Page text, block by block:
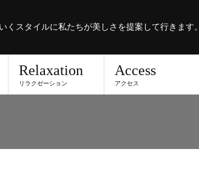
くスタイルに私たちが美しさを提案して行きます。
Relaxation
リラクゼーション
Access
アクセス